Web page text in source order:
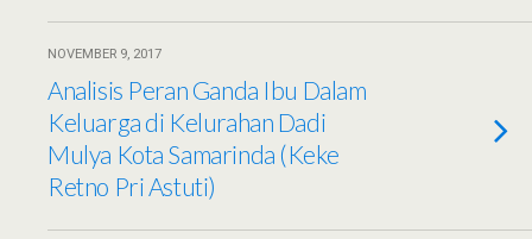
NOVEMBER 9, 2017
Analisis Peran Ganda Ibu Dalam
Keluarga di Kelurahan Dadi
Mulya Kota Samarinda (Keke
Retno Pri Astuti)